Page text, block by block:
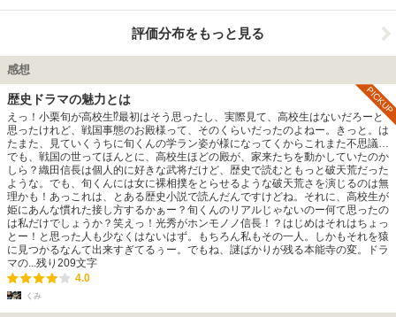
評価分布をもっと見る
感想
歴史ドラマの魅力とは
えっ！小栗旬が高校生⁉最初はそう思ったし、実際見て、高校生はないだろーと
思ったけれど、戦国事態のお殿様って、そのくらいだったのよねー。きっと。は
たまた、見ていくうちに旬くんの学ラン姿が様になってくからこれまた不思議…
でも、戦国の世ってほんとに、高校生ほどの殿が、家来たちを動かしていたのか
しら？織田信長は個人的に好きな武将だけど、歴史で読むともっと破天荒だった
ような。でも、旬くんには女に裸相撲をとらせるような破天荒さを演じるのは無
理かも！あっこれは、とある歴史小説で読んだんですけどね。それに、高校生が
姫にあんな慣れた接し方するかぁー？旬くんのリアルじゃないのー何て思ったの
は私だけでしょうか？笑えっ！光秀がホンモノノ信長！？はじめはそれはちょっ
とー！と思った人も少なくはないはず。もちろん私もその一人。しかもそれを猿
に見つかるなんて出来すぎてるぅー。でもね、謎ばかりが残る本能寺の変。ドラ
マの...残り 209文字
4.0
くみ
PICKUP